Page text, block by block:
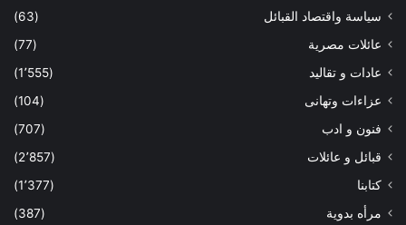
سياسة واقتصاد القبائل
(63)
عائلات مصرية
(77)
عادات و تقاليد
(1٬555)
عزاءات وتهانى
(104)
فنون و ادب
(707)
قبائل و عائلات
(2٬857)
كتابنا
(1٬377)
مرأه بدوية
(387)